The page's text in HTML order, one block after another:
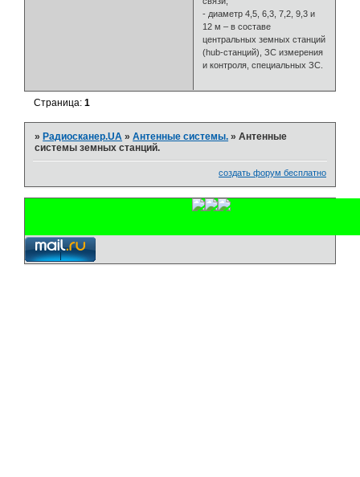
- диаметр 4,5, 6,3, 7,2, 9,3 и
12 м – в составе
центральных земных станций
(hub-станций), ЗС измерения
и контроля, специальных ЗС.
Страница:1
»Радиосканер.UA »Антенные системы. »Антенные
системы земных станций.
создать форум бесплатно